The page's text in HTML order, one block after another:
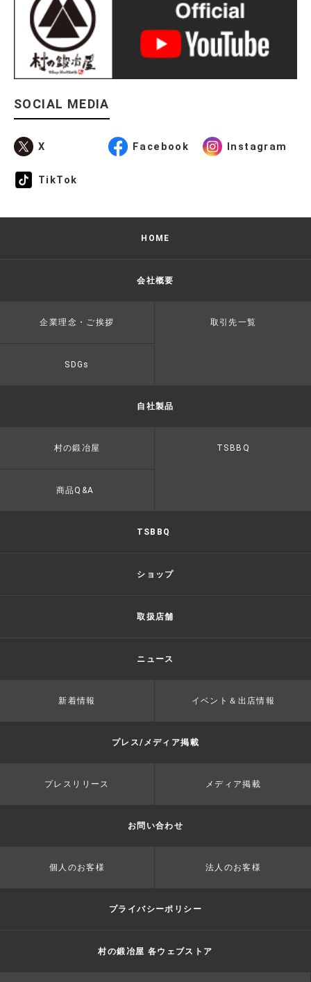
SOCIAL MEDIA
X Facebook Instagram
TikTok
HOME
会社概要
企業理念・ご挨拶 取引先一覧
SDGs
自社製品
村の鍛冶屋 TSBBQ
商品Q&A
TSBBQ
ショップ
取扱店舗
ニュース
新着情報 イベント＆出店情報
プレス/メディア掲載
プレスリリース メディア掲載
お問い合わせ
個人のお客様 法人のお客様
プライバシーポリシー
村の鍛冶屋 各ウェブストア